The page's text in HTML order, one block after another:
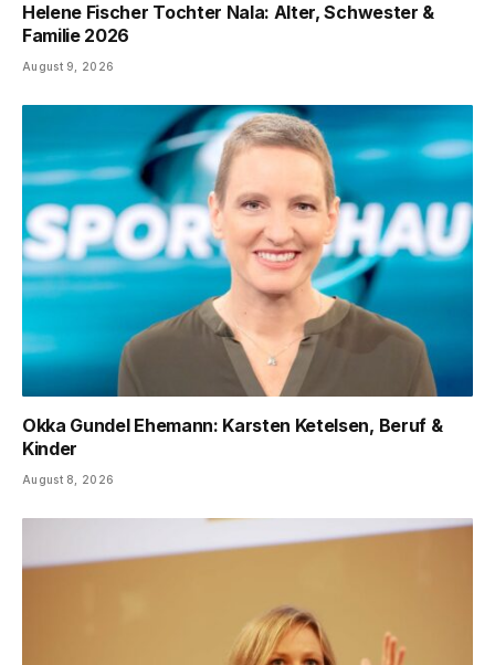
Helene Fischer Tochter Nala: Alter, Schwester &
Familie 2026
August 9, 2026
Okka Gundel Ehemann: Karsten Ketelsen, Beruf &
Kinder
August 8, 2026